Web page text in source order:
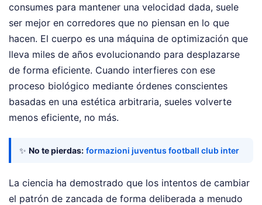
consumes para mantener una velocidad dada, suele
ser mejor en corredores que no piensan en lo que
hacen. El cuerpo es una máquina de optimización que
lleva miles de años evolucionando para desplazarse
de forma eficiente. Cuando interfieres con ese
proceso biológico mediante órdenes conscientes
basadas en una estética arbitraria, sueles volverte
menos eficiente, no más.
✨ No te pierdas: formazioni juventus football club inter
La ciencia ha demostrado que los intentos de cambiar
el patrón de zancada de forma deliberada a menudo